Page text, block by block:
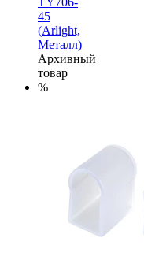
45
(Arlight,
Металл)
Архивный
товар
%